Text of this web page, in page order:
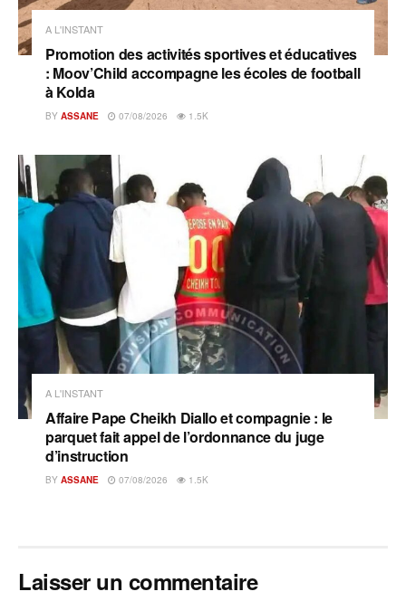
A L'INSTANT
Promotion des activités sportives et éducatives
: Moov’Child accompagne les écoles de football
à Kolda
BY ASSANE 07/08/2026 1.5K
A L'INSTANT
Affaire Pape Cheikh Diallo et compagnie : le
parquet fait appel de l’ordonnance du juge
d’instruction
BY ASSANE 07/08/2026 1.5K
Laisser un commentaire